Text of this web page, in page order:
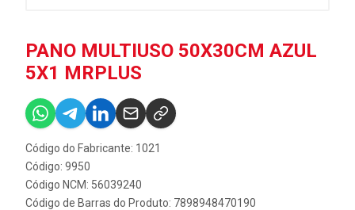
PANO MULTIUSO 50X30CM AZUL
5X1 MRPLUS
Código do Fabricante: 1021
Código: 9950
Código NCM: 56039240
Código de Barras do Produto: 7898948470190